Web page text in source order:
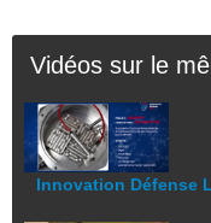
Vidéos sur le
Innovation Défense